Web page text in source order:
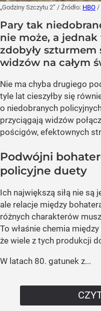
„Godziny Szczytu 2” / Źródło: HBO /
Pary tak
nie może, a
zdobyły
widzów na całym
Nie ma chyba drugiego
tyle lat cieszyłby się
o niedobranych
przyciągają widzów
pościgów, efektownych
Podwójni
policyjne duety
Ich największą siłą nie są
ale relacje między
różnych charakterów
To właśnie chemia
że wiele z tych produkcji
W latach 80. gatunek z...